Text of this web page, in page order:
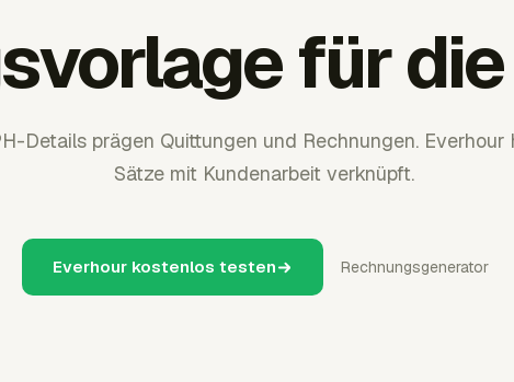
für
Details prägen Quittungen und Rechnungen. Everhour
Sätze mit Kundenarbeit verknüpft.
Everhour kostenlos testen Rechnungsgenerator